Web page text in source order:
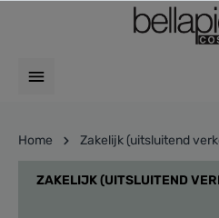
Home Zakelijk (uitsluitend
ZAKELIJK (UITSLUITEND